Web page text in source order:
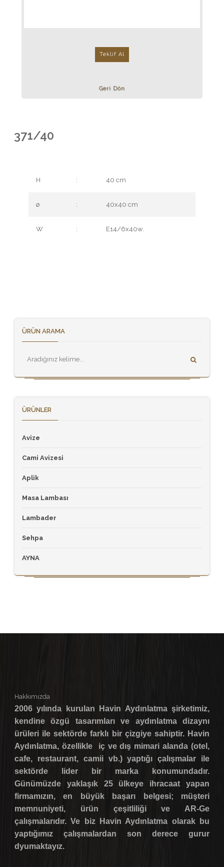
Teklif Al
Geri Dön
371/40
H : 40 cm
ø : 40x40 cm
W : E14/6x40w.
ÜRÜN ARAMA
ÜRÜNLER
Avize
Cami Avizesi
Aplik
Masa Lambası
Lambader
Sehpa
AYNA
Hakkımızda
2006 yılında kurulan Havin Aydınlatma şirketimiz,
kendine özgü tasarımları ve aydınlatma dizaynı
ürüleri ile sektörde farklı bir çizgiye sahiptir. Havin
Aydınlatma, özellikle iç ve dış mimari alanda (otel,
cafe, restaurant, camii vb.) yaptığı çalışmalar ile
sektörde lider bir marka konumundadır.
Günümüzde yaklaşık 25 ülkeye ihracaat yapan
firmamızın, en büyük başarı belgesi; müşteri
memnuniyeti, ürün çeşitliliği ve AR-Ge
çalışmalarıdır. Ve biz Havin Aydınlatma olarak bu
yaptığımız çalışmalardan son derece gurur
dyumaktayız.